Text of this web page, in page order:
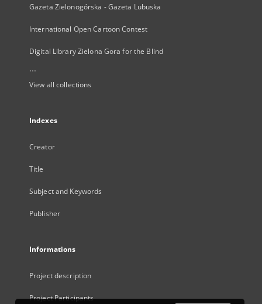
Gazeta Zielonogórska - Gazeta Lubuska
International Open Cartoon Contest
Digital Library Zielona Gora for the Blind
...
View all collections
Indexes
Creator
Title
Subject and Keywords
Publisher
Informations
Project description
Project Participants